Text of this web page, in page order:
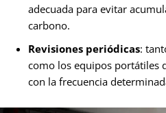
adecuada para evitar
carbono.
Revisiones periódicas:
como los equipos portátiles
con la frecuencia